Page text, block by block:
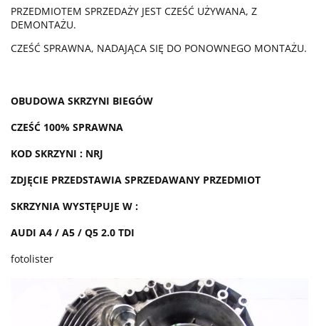
PRZEDMIOTEM SPRZEDAŻY JEST CZEŚĆ UŻYWANA, Z
DEMONTAŻU.
CZEŚĆ SPRAWNA, NADAJĄCA SIĘ DO PONOWNEGO MONTAŻU.
OBUDOWA SKRZYNI BIEGÓW
CZEŚĆ 100% SPRAWNA
KOD SKRZYNI : NRJ
ZDJĘCIE PRZEDSTAWIA SPRZEDAWANY PRZEDMIOT
SKRZYNIA WYSTĘPUJE W :
AUDI A4 / A5 / Q5 2.0 TDI
fotolister